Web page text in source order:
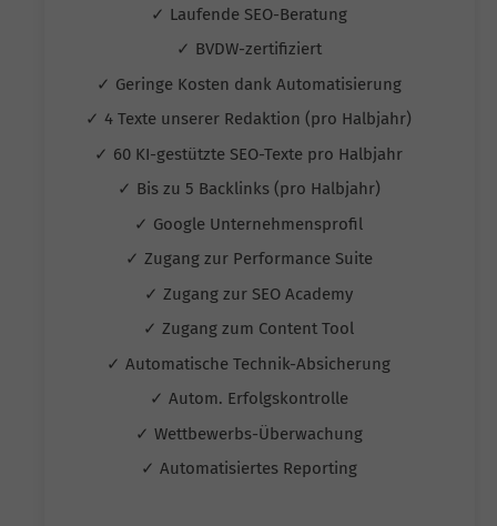
✓ Laufende SEO-Beratung
✓ BVDW-zertifiziert
✓ Geringe Kosten dank Automatisierung
✓ 4 Texte unserer Redaktion (pro Halbjahr)
✓ 60 KI-gestützte SEO-Texte pro Halbjahr
✓ Bis zu 5 Backlinks (pro Halbjahr)
✓ Google Unternehmensprofil
✓ Zugang zur Performance Suite
✓ Zugang zur SEO Academy
✓ Zugang zum Content Tool
✓ Automatische Technik-Absicherung
✓ Autom. Erfolgskontrolle
✓ Wettbewerbs-Überwachung
✓ Automatisiertes Reporting